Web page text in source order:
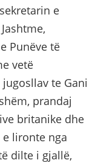
e
Punëve të
vetë
te Gani
prandaj
britanike dhe
lironte nga
dilte i gjallë,